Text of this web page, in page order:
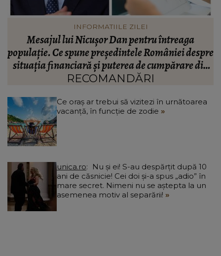
VEDETE
Valentin Sanfira, acuzații despre infidelitate? Ce
mărturisiri a făcut artistul de muzică populară:
“Doi ochi ce m-au înșelat.”
RECOMANDĂRI
Ce oraș ar trebui să vizitezi în urnătoarea
vacanță, în funcție de zodie
unica.ro
ani de căsnicie! Cei doi și-a spus „adio” în
mare secret. Nimeni nu se aștepta la un
asemenea motiv al separării!